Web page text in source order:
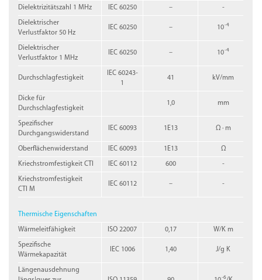
Dielektrizitätszahl 1 MHz IEC 60250 – -
Dielektrischer
Verlustfaktor 50 Hz
IEC 60250 – 10-4
Dielektrischer
Verlustfaktor 1 MHz
IEC 60250 – 10-4
Durchschlagfestigkeit
IEC 60243-
1
41 kV/mm
Dicke für
Durchschlagfestigkeit
1,0 mm
Spezifischer
Durchgangswiderstand
IEC 60093 1E13 Ω · m
Oberflächenwiderstand IEC 60093 1E13 Ω
Kriechstromfestigkeit CTI IEC 60112 600 -
Kriechstromfestigkeit
CTI M
IEC 60112 – -
Thermische Eigenschaften
Wärmeleitfähigkeit ISO 22007 0,17 W/K m
Spezifische
Wärmekapazität
IEC 1006 1,40 J/g K
Längenausdehnung
-6